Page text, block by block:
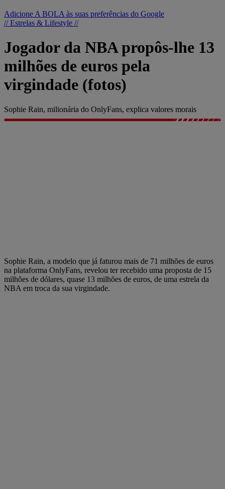
Adicione A BOLA às suas preferências do Google
// Estrelas & Lifestyle //
Jogador da NBA propôs-lhe 13
milhões de euros pela
virgindade (fotos)
Sophie Rain, milionária do OnlyFans, explica valores morais
Sophie Rain, a modelo que já faturou mais de 71 milhões de euros
na plataforma OnlyFans, revelou ter recebido uma proposta de 15
milhões de dólares, quase 13 milhões de euros, de uma estrela da
NBA em troca da sua virgindade.